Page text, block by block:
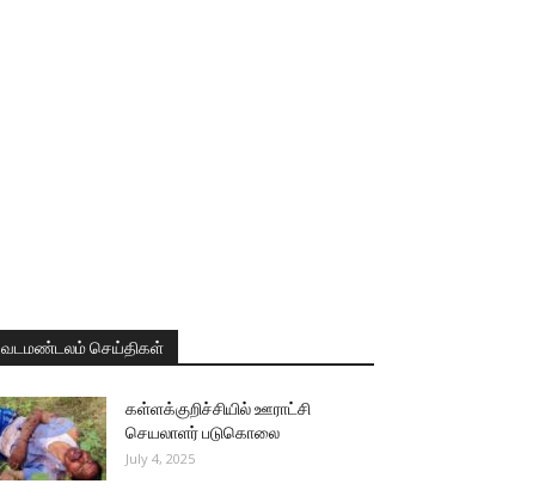
வடமண்டலம் செய்திகள்
கள்ளக்குறிச்சியில் ஊராட்சி
செயலாளர் படுகொலை
July 4, 2025